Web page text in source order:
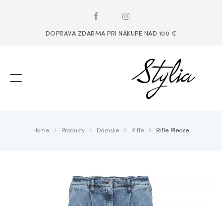
DOPRAVA ZDARMA PRI NÁKUPE NAD 100 €
Home Produkty Dámske Rifle Rifle Please